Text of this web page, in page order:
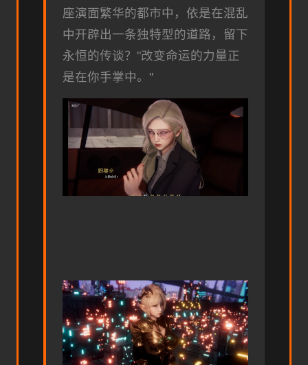
座演面繁华的都市中，依是在混乱
中开辟出一条独特型的道路，留下
永恒的传谈？"改变命运的力量正
是在你手掌中。"